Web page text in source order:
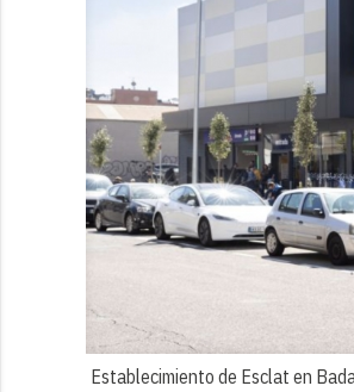
Establecimiento de Esclat en